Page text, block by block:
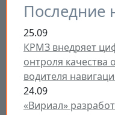
Последние
25.09
КРМЗ внедряет
онтроля качества
водителя
24.09
«Вириал»